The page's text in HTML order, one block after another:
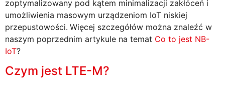
zoptymalizowany pod kątem minimalizacji zakłóceń i
umożliwienia masowym urządzeniom IoT niskiej
przepustowości. Więcej szczegółów można znaleźć w
naszym poprzednim artykule na temat Co to jest NB-
IoT?
Czym jest LTE-M?